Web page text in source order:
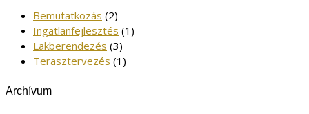
Bemutatkozás (2)
Ingatlanfejlesztés (1)
Lakberendezés (3)
Terasztervezés (1)
Archívum